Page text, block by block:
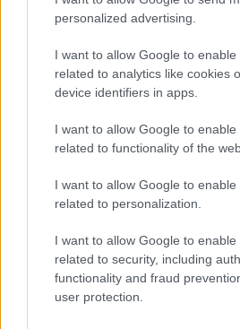
personalized advertising.
I want to allow Google to enable
related to analytics like cookies
device identifiers in apps.
I want to allow Google to enable
related to functionality of the
I want to allow Google to enable
related to personalization.
I want to allow Google to enable
related to security, including
functionality and fraud
user protection.
14. hét 1poszt
9. hét1poszt
8. hét2 poszt
4. hét3 poszt
50. hét 1poszt
49. hét 1poszt
45. hét 2poszt
43. hét 2poszt
39. hét 1 poszt
38. hét 1poszt
33. hét1 poszt
28. hét